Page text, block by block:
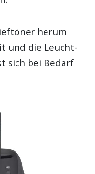
herum
und die Leucht-
sich bei Bedarf